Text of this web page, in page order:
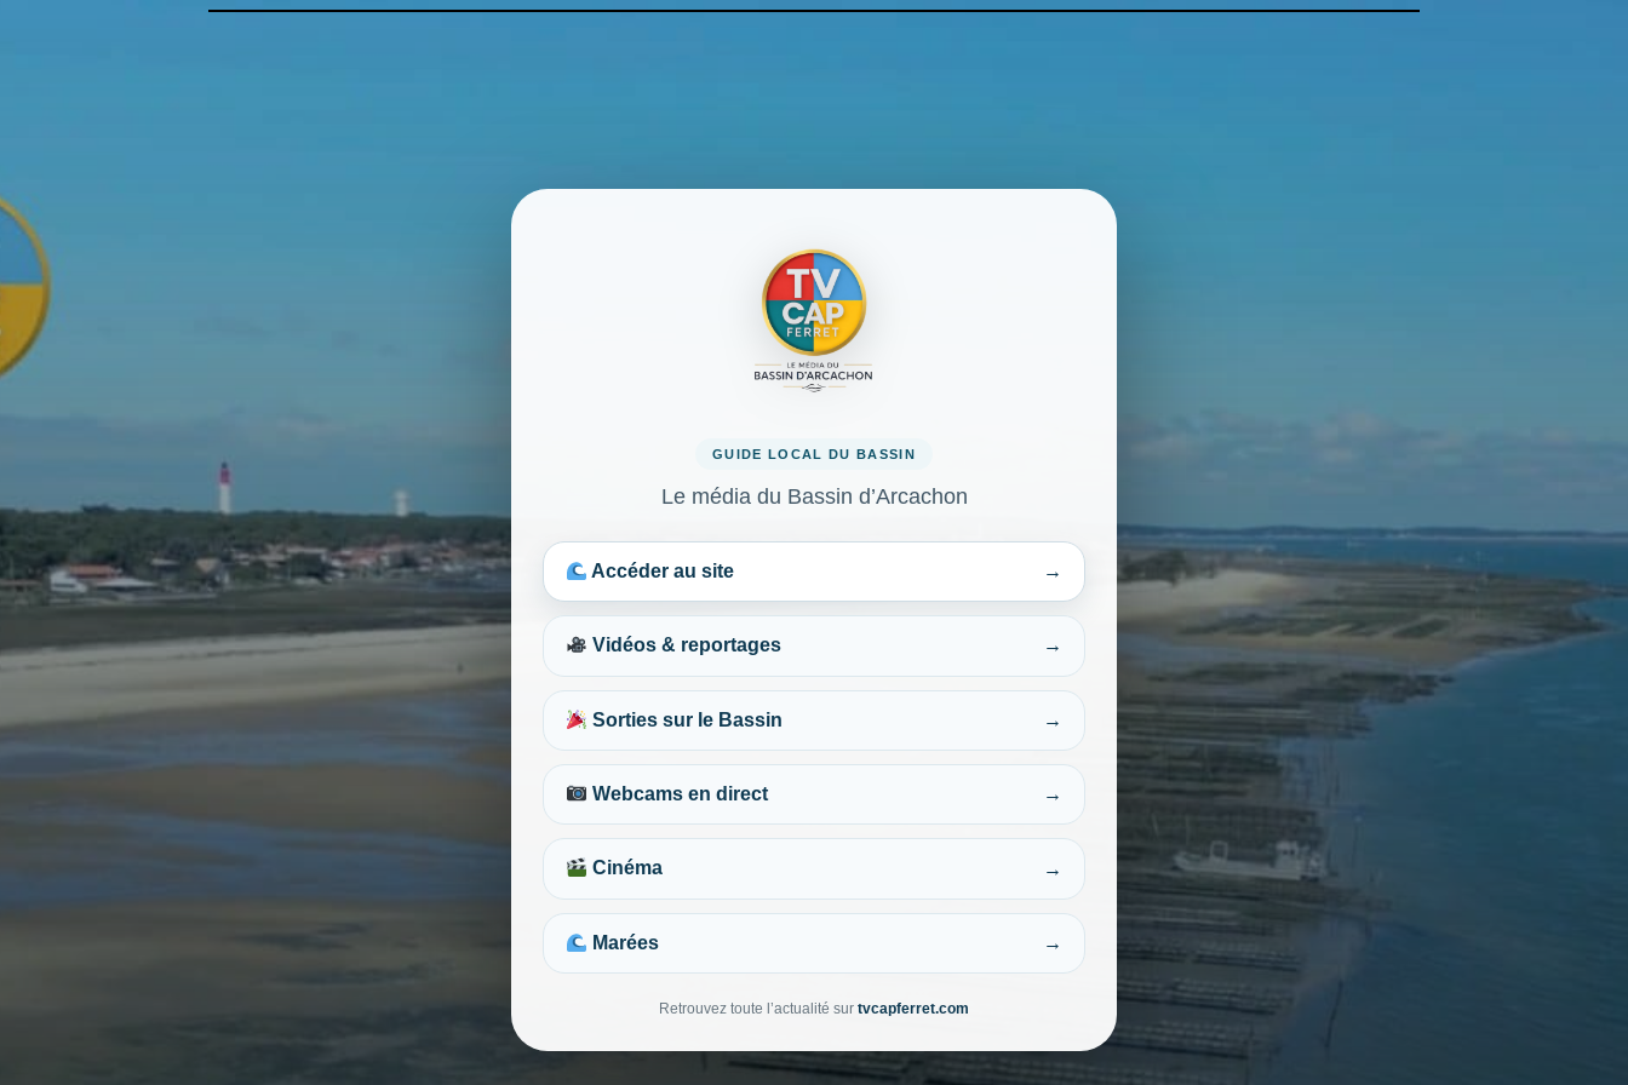
GUIDE LOCAL DU BASSIN
Le média du Bassin d’Arcachon
Accéder au site →
Vidéos & reportages →
Sorties sur le Bassin →
Webcams en direct →
Cinéma →
Marées →
Retrouvez toute l’actualité sur tvcapferret.com